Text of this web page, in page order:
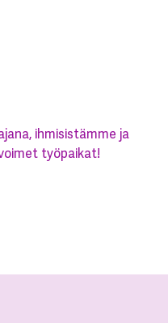
ihmisistämme ja
työpaikat!